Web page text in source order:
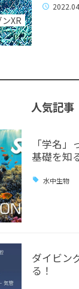
XR
人気記事
「学名
基礎を知
水中生物
ダイビン
る！